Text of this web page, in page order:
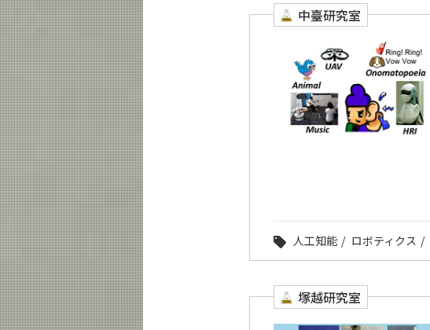
中臺研究室
人工知能 ロボティクス
塚越研究室